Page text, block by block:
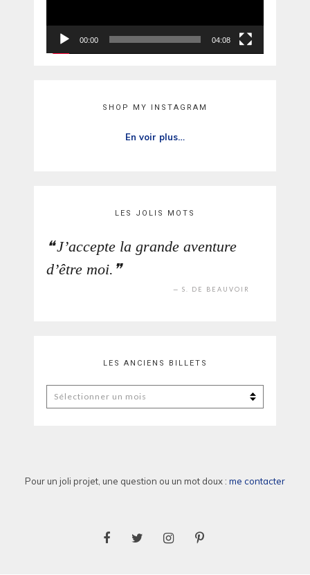
00:00 04:08
SHOP MY INSTAGRAM
En voir plus…
LES JOLIS MOTS
J’accepte la grande aventure
d’être moi.
S. DE BEAUVOIR
LES ANCIENS BILLETS
Les
anciens
Pour un joli projet, une question ou un mot doux : me contacter